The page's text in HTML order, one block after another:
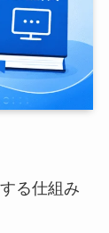
る仕組み